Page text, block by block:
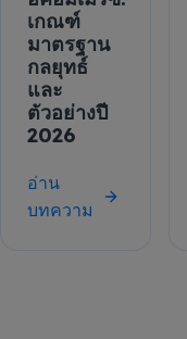
เกณฑ์
มาตรฐาน
กลยุทธ์
และ
ตัวอย่างปี
2026
อ่าน
บทความ